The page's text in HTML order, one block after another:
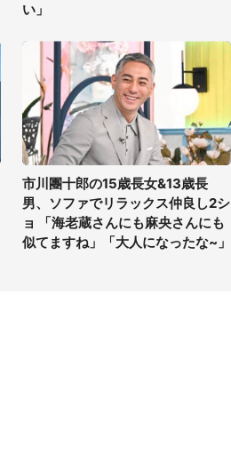
い」
市川團十郎の15歳長女&13歳長
男、ソファでリラックス仲良し2シ
ョ 「海老蔵さんにも麻央さんにも
似てますね」「大人になったな~」